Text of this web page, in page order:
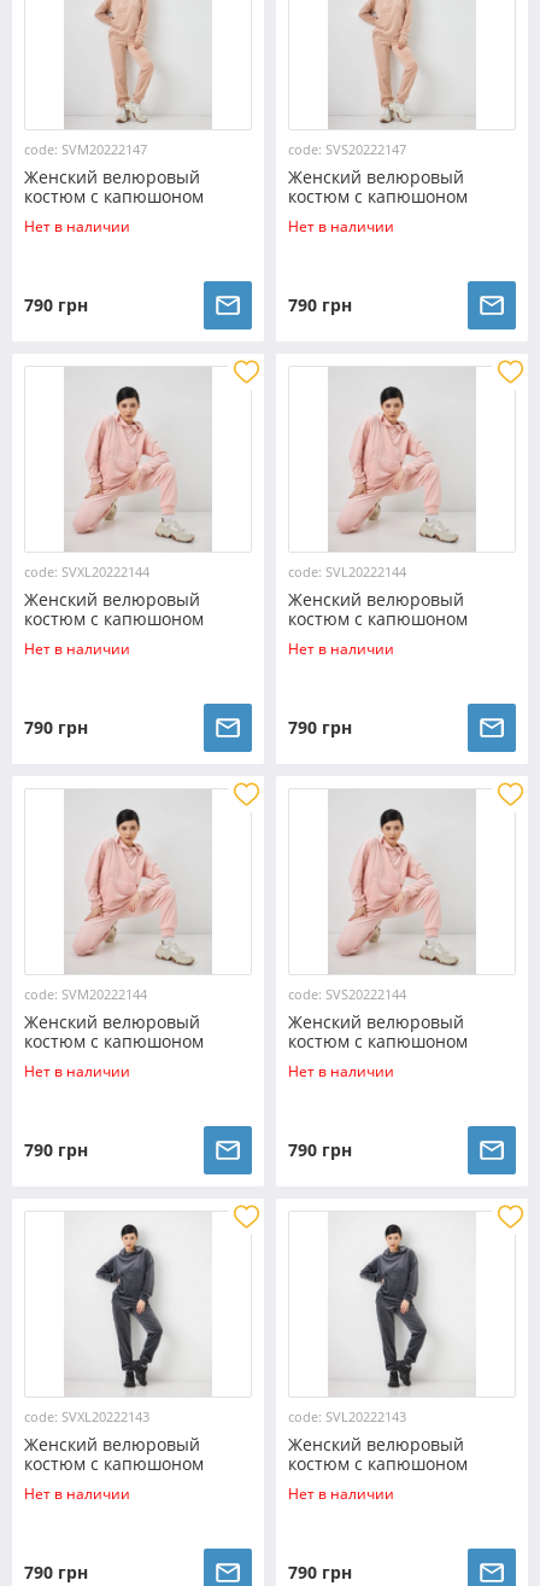
code: SVM20222147
Женский велюровый
костюм с капюшоном
(Размер M) бежевый
№20222147
Нет в наличии
790 грн
code: SVS20222147
Женский велюровый
костюм с капюшоном
(Размер S) бежевый
№20222147
Нет в наличии
790 грн
code: SVXL20222144
Женский велюровый
костюм с капюшоном
(Размер XL) пудровый
№20222144
Нет в наличии
790 грн
code: SVL20222144
Женский велюровый
костюм с капюшоном
(Размер L) пудровый
№20222144
Нет в наличии
790 грн
code: SVM20222144
Женский велюровый
костюм с капюшоном
(Размер M) пудровый
№20222144
Нет в наличии
790 грн
code: SVS20222144
Женский велюровый
костюм с капюшоном
(Размер S) пудровый
№20222144
Нет в наличии
790 грн
code: SVXL20222143
Женский велюровый
костюм с капюшоном
(Размер XL) графитовый
№20222143
Нет в наличии
790 грн
code: SVL20222143
Женский велюровый
костюм с капюшоном
(Размер L) графитовый
№20222143
Нет в наличии
790 грн